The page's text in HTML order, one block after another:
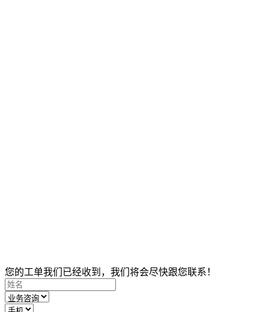
您的工单我们已经收到，我们将会尽快跟您联系！